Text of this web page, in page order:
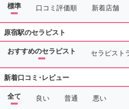
標準
口コミ評価順 新着店舗
原宿駅のセラピスト
おすすめのセラピスト
セラピスト
新着口コミ･レビュー
全て
良い 普通 悪い